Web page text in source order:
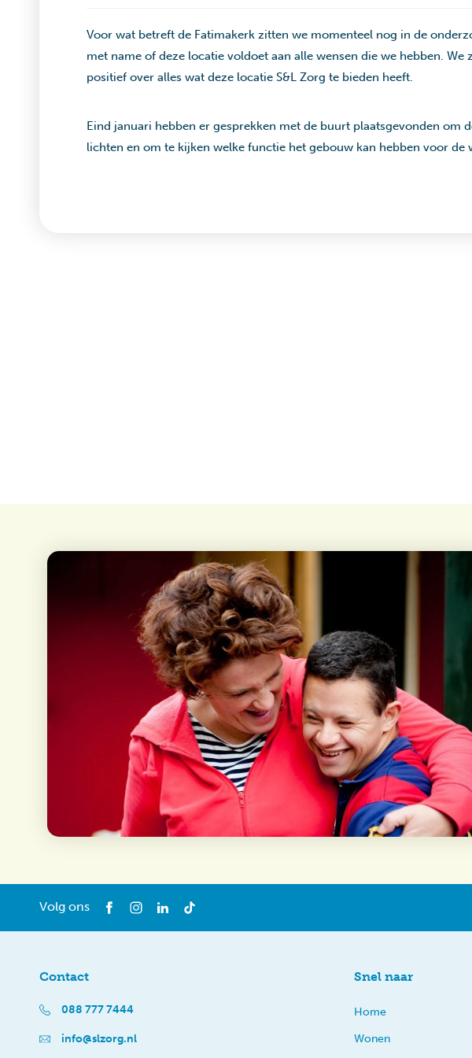
Voor wat betreft de Fatimakerk zitten we momenteel nog in de
met name of deze locatie voldoet aan alle wensen die we hebben. We
positief over alles wat deze locatie S&L Zorg te bieden heeft.
Eind januari hebben er gesprekken met de buurt plaatsgevonden om
lichten en om te kijken welke functie het gebouw kan hebben voor de
Volg ons
Contact
088 777 7444
info@slzorg.nl
Snel naar
Home
Wonen